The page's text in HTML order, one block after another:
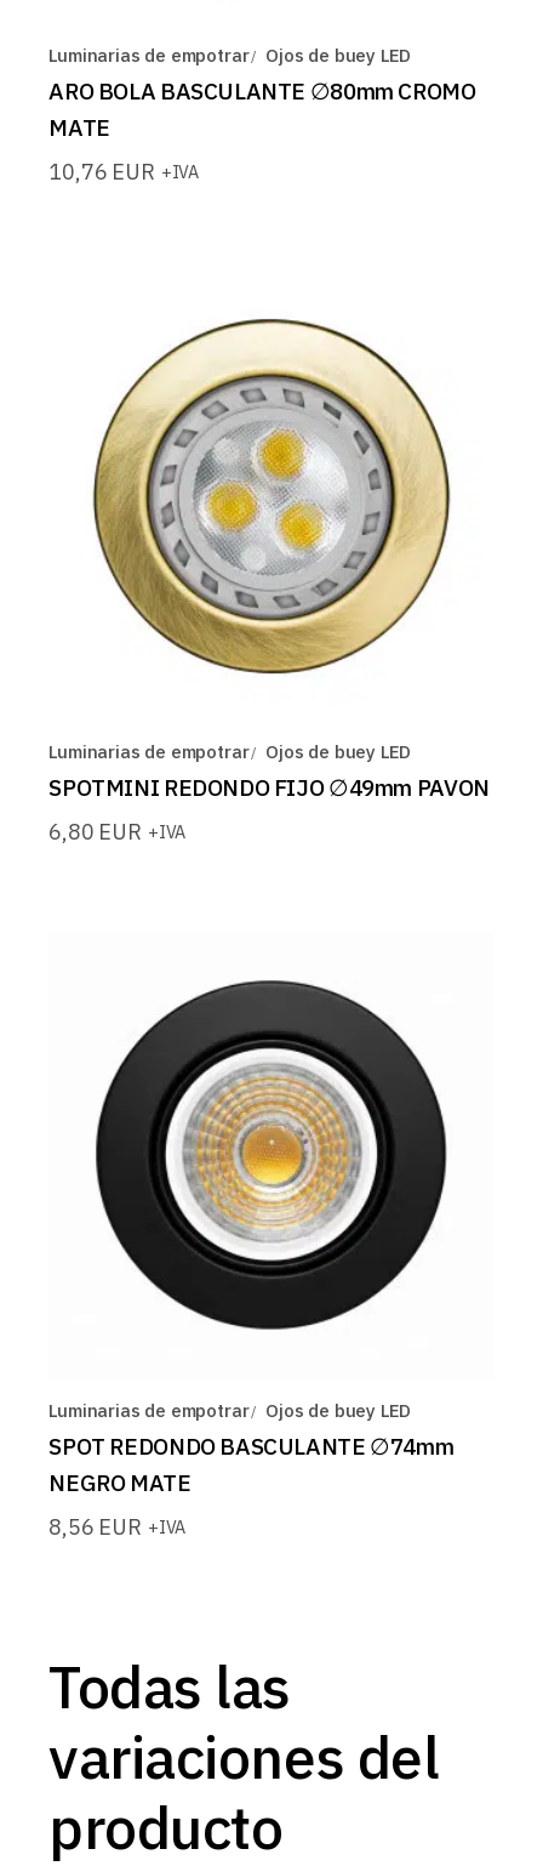
Luminarias de empotrar Ojos de buey LED
ARO BOLA BASCULANTE ∅80mm CROMO
MATE
10,76 EUR +IVA
Luminarias de empotrar Ojos de buey LED
SPOTMINI REDONDO FIJO ∅49mm PAVON
6,80 EUR +IVA
Luminarias de empotrar Ojos de buey LED
SPOT REDONDO BASCULANTE ∅74mm
NEGRO MATE
8,56 EUR +IVA
Todas las
variaciones del
producto